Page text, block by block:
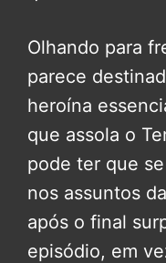
Olhando para
parece
heroína
que assola o
pode ter que
nos assuntos
após o final
episódio, em